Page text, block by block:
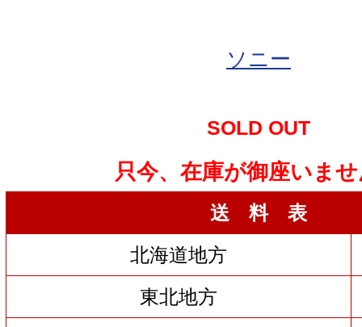
ソニー
SOLD OUT
只今、在庫が御座いま
送 料 表
北海道地方
東北地方